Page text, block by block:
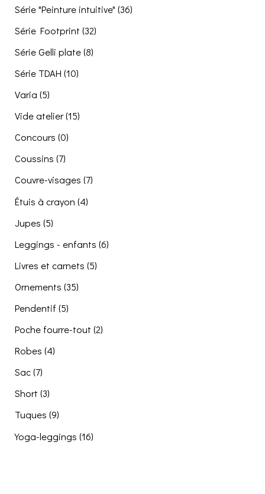
Série "Peinture intuitive" (36)
Série Footprint (32)
Série Gelli plate (8)
Série TDAH (10)
Varia (5)
Vide atelier(15)
Concours (0)
Coussins (7)
Couvre-visages (7)
Étuis à crayon (4)
Jupes (5)
Leggings - enfants (6)
Livres et carnets (5)
Ornements (35)
Pendentif (5)
Poche fourre-tout (2)
Robes (4)
Sac (7)
Short (3)
Tuques (9)
Yoga-leggings (16)